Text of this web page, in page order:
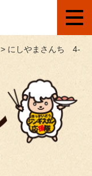
> にしやまさんち 4-